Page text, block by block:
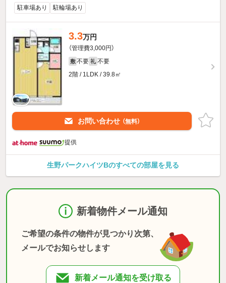
駐車場あり 駐輪場あり
3.3万円
（管理費3,000円）
敷 不要 礼 不要
2階 / 1LDK / 39.8㎡
お問い合わせ （無料）
提供
生野パークハイツBのすべての部屋を見る
新着物件メール通知
ご希望の条件の物件が見つかり次第、
メールでお知らせします
新着メール通知を受け取る